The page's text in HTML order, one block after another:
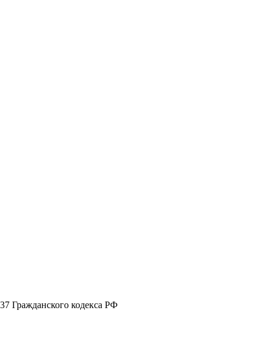
Гражданского кодекса РФ